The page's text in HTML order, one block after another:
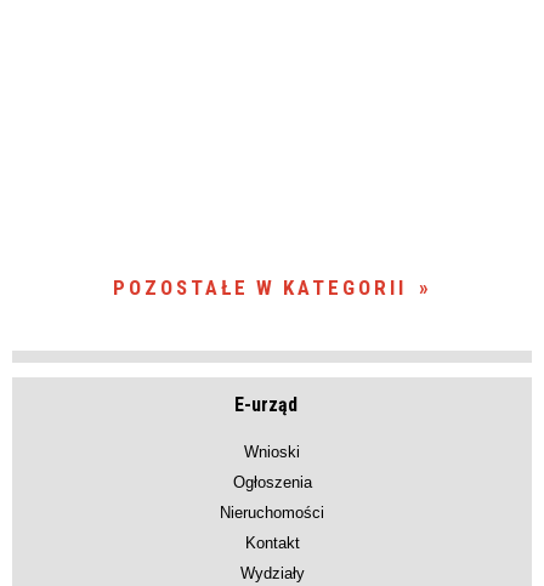
POZOSTAŁE W KATEGORII
E-urząd
Wnioski
Ogłoszenia
Nieruchomości
Kontakt
Wydziały